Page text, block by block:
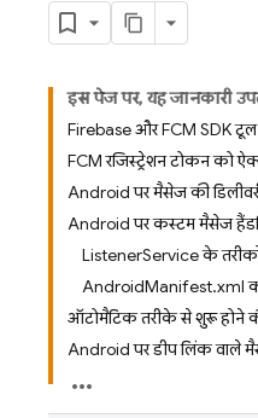
इस पेज पर, यह जानकारी
Firebase और FCM SDK
FCM रजिस्ट्रेशन टोकन को
Android पर मैसेज की
Android पर कस्टम मैसेज
ListenerService के
AndroidManifest.xml
ऑटोमैटिक तरीके से शुरू होने
Android पर डीप लिंक वाले